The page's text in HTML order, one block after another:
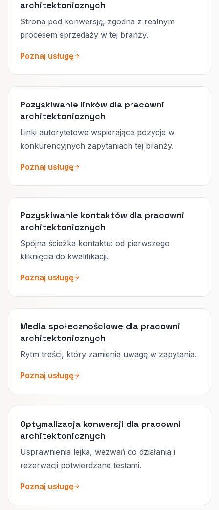
architektonicznych
Strona pod konwersję, zgodna z realnym
procesem sprzedaży w tej branży.
Poznaj usługę
Pozyskiwanie linków dla pracowni
architektonicznych
Linki autorytetowe wspierające pozycje w
konkurencyjnych zapytaniach tej branży.
Poznaj usługę
Pozyskiwanie kontaktów dla pracowni
architektonicznych
Spójna ścieżka kontaktu: od pierwszego
kliknięcia do kwalifikacji.
Poznaj usługę
Media społecznościowe dla pracowni
architektonicznych
Rytm treści, który zamienia uwagę w zapytania.
Poznaj usługę
Optymalizacja konwersji dla pracowni
architektonicznych
Usprawnienia lejka, wezwań do działania i
rezerwacji potwierdzane testami.
Poznaj usługę